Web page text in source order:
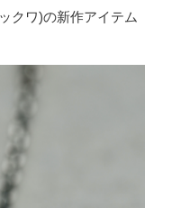
クワ)の新作アイテム